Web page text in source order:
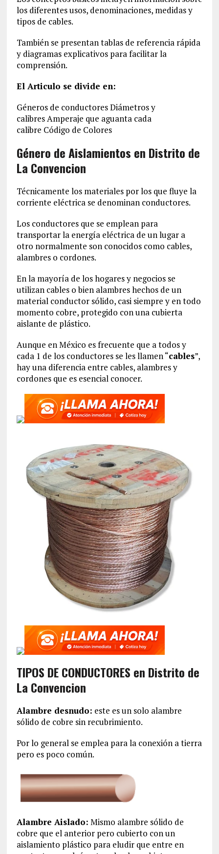
los diferentes usos, denominaciones, medidas y
tipos de cables.
También se presentan tablas de referencia rápida
y diagramas explicativos para facilitar la
comprensión.
El Articulo se divide en:
Géneros de conductores Diámetros y
calibres Amperaje que aguanta cada
calibre Código de Colores
Género de Aislamientos en Distrito de
La Convencion‎
Técnicamente los materiales por los que fluye la
corriente eléctrica se denominan conductores.
Los conductores que se emplean para
transportar la energía eléctrica de un lugar a
otro normalmente son conocidos como cables,
alambres o cordones.
En la mayoría de los hogares y negocios se
utilizan cables o bien alambres hechos de un
material conductor sólido, casi siempre y en todo
momento cobre, protegido con una cubierta
aislante de plástico.
Aunque en México es frecuente que a todos y
cada 1 de los conductores se les llamen “cables”,
hay una diferencia entre cables, alambres y
cordones que es esencial conocer.
TIPOS DE CONDUCTORES en Distrito de
La Convencion‎
Alambre desnudo: este es un solo alambre
sólido de cobre sin recubrimiento.
Por lo general se emplea para la conexión a tierra
pero es poco común.
Alambre Aislado: Mismo alambre sólido de
cobre que el anterior pero cubierto con un
aislamiento plástico para eludir que entre en